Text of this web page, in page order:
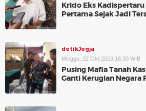
Krido Eks Kadispertaru
Pertama Sejak Jadi
detikJogja
Minggu, 22 Okt 2023 16:30 WIB
Pusing Mafia Tanah
Ganti Kerugian Negara